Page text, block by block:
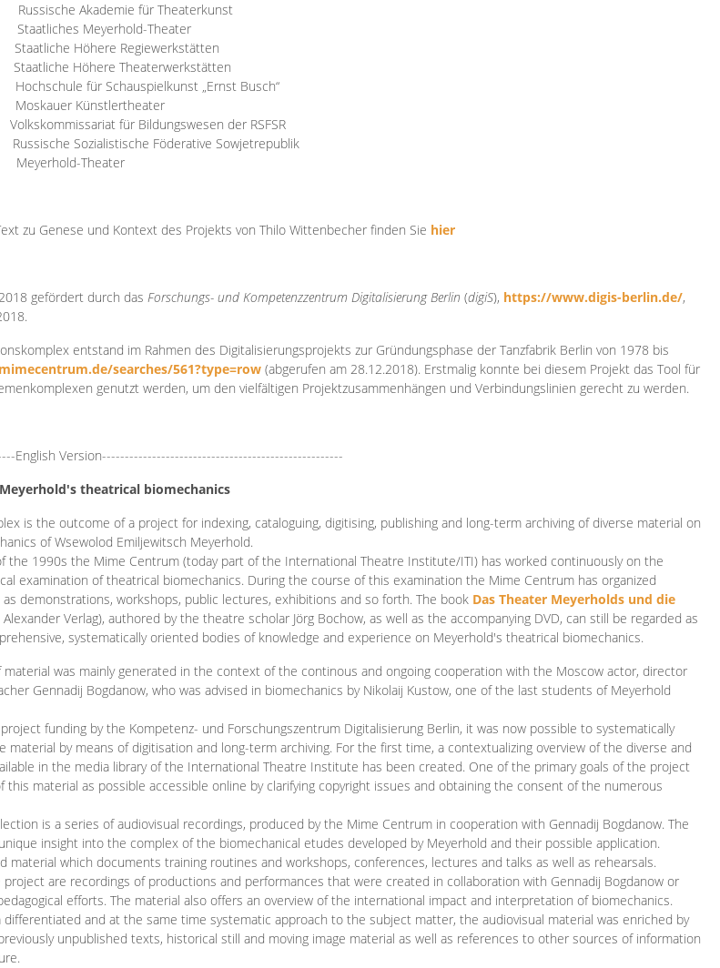
Russische Akademie für Theaterkunst
Staatliches Meyerhold-Theater
Staatliche Höhere Regiewerkstätten
Staatliche Höhere Theaterwerkstätten
Hochschule für Schauspielkunst „Ernst Busch“
Moskauer Künstlertheater
Volkskommissariat für Bildungswesen der RSFSR
Russische Sozialistische Föderative Sowjetrepublik
Theater
zu Genese und Kontext des Projekts von Thilo Wittenbecher finden Sie hier
gefördert durch das Forschungs- und Kompetenzzentrum DigitalisierungBerlin (digiS), https://www.digis-berlin.de/,
entstand im Rahmen des Digitalisierungsprojekts zur Gründungsphase der Tanzfabrik Berlin von 1978 bis
searches/561?type=row (abgerufen am 28.12.2018). Erstmalig konnte bei diesem Projekt das Tool für
genutzt werden, um den vielfältigen Projektzusammenhängen und Verbindungslinien gerecht zu werden.
English Version-----------------------------------------------------
theatrical biomechanics
is the outcome of a project for indexing, cataloguing, digitising, publishing and long-term archiving of diverse material on
of Wsewolod Emiljewitsch Meyerhold.
the 1990s the Mime Centrum (today part of the International Theatre Institute/ITI) has worked continuously on the
examination of theatrical biomechanics. During the course of this examination the Mime Centrum has organized
demonstrations, workshops, public lectures, exhibitions and so forth. The book Das Theater Meyerholds und die
Alexander Verlag), authored by the theatre scholar Jörg Bochow, as well as the accompanying DVD, can still be regarded as
systematically oriented bodies of knowledge and experience on Meyerhold's theatrical biomechanics.
material was mainly generated in the context of the continous and ongoing cooperation with the Moscow actor, director
Gennadij Bogdanow, who was advised in biomechanics by Nikolaij Kustow, one of the last students of Meyerhold
funding by the Kompetenz- und Forschungszentrum Digitalisierung Berlin, it was now possible to systematically
material by means of digitisation and long-term archiving. For the first time, a contextualizing overview of the diverse and
in the media library of the International Theatre Institute has been created. One of the primary goals of the project
this material as possible accessible online by clarifying copyright issues and obtaining the consent of the numerous
is a series of audiovisual recordings, produced by the Mime Centrum in cooperation with Gennadij Bogdanow. The
insight into the complex of the biomechanical etudes developed by Meyerhold and their possible application.
material which documents training routines and workshops, conferences, lectures and talks as well as rehearsals.
are recordings of productions and performances that were created in collaboration with Gennadij Bogdanow or
efforts. The material also offers an overview of the international impact and interpretation of biomechanics.
and at the same time systematic approach to the subject matter, the audiovisual material was enriched by
unpublished texts, historical still and moving image material as well as references to other sources of information